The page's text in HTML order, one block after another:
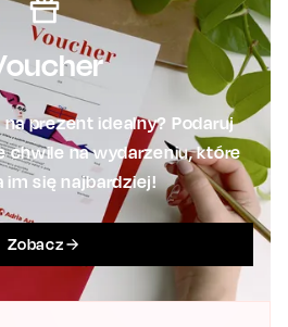
na prezent idealny? Podaruj
chwile na wydarzeniu, które
im się najbardziej!
Zobacz